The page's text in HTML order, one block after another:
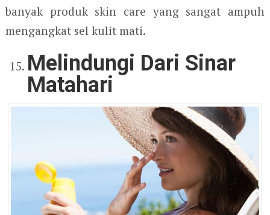
banyak produk skin care yang sangat ampuh
mengangkat sel kulit mati.
Melindungi Dari Sinar
Matahari